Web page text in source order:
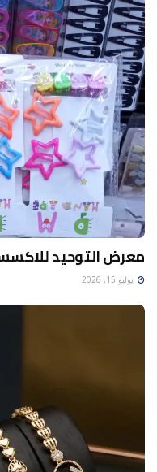
معرض التوحيد
يوليو 15, 2026